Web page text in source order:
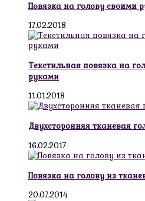
Повязка на голову своими
17.02.2018
Текстильная повязка на
руками
11.01.2018
Двухсторонняя тканевая
16.02.2017
Повязка на голову из
20.07.2014